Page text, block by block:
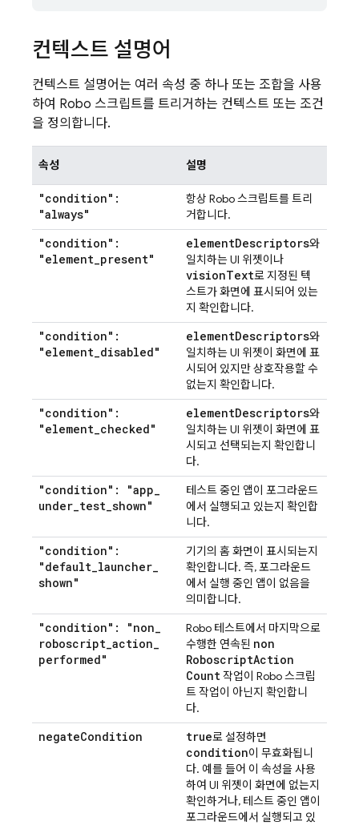
컨텍스트 설명어
컨텍스트 설명어는 여러 속성 중 하나 또는 조합을 사용
하여 Robo 스크립트를 트리거하는 컨텍스트 또는 조건
을 정의합니다.
속성 설명
"condition":
"always"
항상 Robo 스크립트를 트리
거합니다.
"condition":
"element_present"
elementDescriptors와
일치하는 UI 위젯이나
visionText로 지정된 텍
스트가 화면에 표시되어 있는
지 확인합니다.
"condition":
"element_disabled"
elementDescriptors와
일치하는 UI 위젯이 화면에 표
시되어 있지만 상호작용할 수
없는지 확인합니다.
"condition":
"element_checked"
elementDescriptors와
일치하는 UI 위젯이 화면에 표
시되고 선택되는지 확인합니
다.
"condition": "app_
under_test_shown"
테스트 중인 앱이 포그라운드
에서 실행되고 있는지 확인합
니다.
"condition":
"default_launcher_
shown"
기기의 홈 화면이 표시되는지
확인합니다. 즉, 포그라운드
에서 실행 중인 앱이 없음을
의미합니다.
"condition": "non_
roboscript_action_
performed"
Robo 테스트에서 마지막으로
수행한 연속된 non
RoboscriptAction
Count작업이 Robo 스크립
트 작업이 아닌지 확인합니
다.
negateCondition true로 설정하면
condition이 무효화됩니
다. 예를 들어 이 속성을 사용
하여 UI 위젯이 화면에 없는지
확인하거나, 테스트 중인 앱이
포그라운드에서 실행되고 있